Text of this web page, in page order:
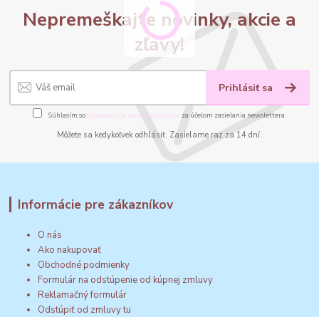
Nepremeškajte novinky, akcie a
zľavy!
Prihlásiť sa
Súhlasím sospracovaním osobných údajov za účelom zasielania newslettera.
Môžete sa kedykoľvek odhlásiť. Zasielame raz za 14 dní.
Informácie pre zákazníkov
O nás
Ako nakupovať
Obchodné podmienky
Formulár na odstúpenie od kúpnej zmluvy
Reklamačný formulár
Odstúpiť od zmluvy tu